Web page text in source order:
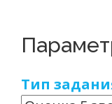
Тип